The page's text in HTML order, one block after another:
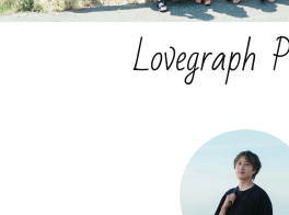
Lovegraph